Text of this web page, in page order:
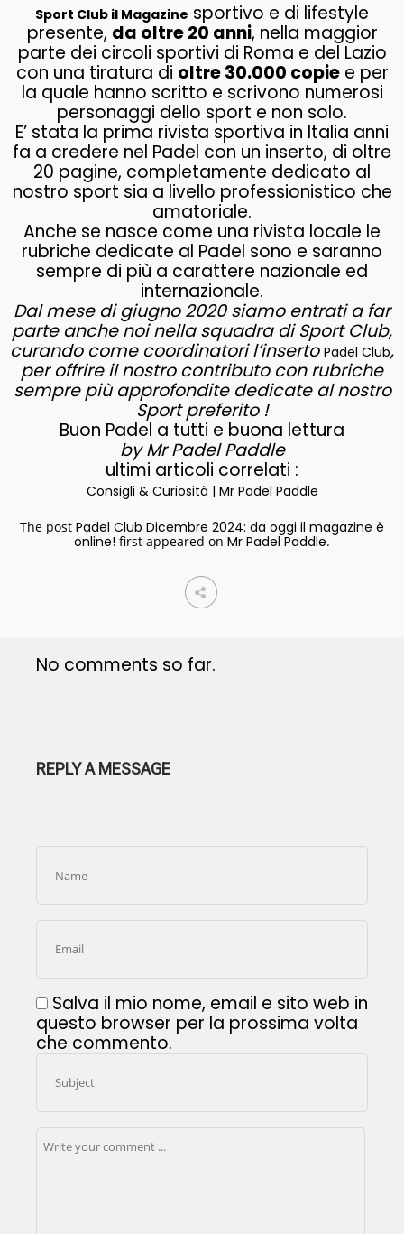
Sport Club il Magazine sportivo e di lifestyle
presente, da oltre 20 anni, nella maggior
parte dei circoli sportivi di Roma e del Lazio
con una tiratura di oltre 30.000 copiee per
la quale hanno scritto e scrivono numerosi
personaggi dello sport e non solo.
E’ stata la prima rivista sportiva in Italia anni
fa a credere nel Padel con un inserto, di oltre
20 pagine, completamente dedicato al
nostro sport sia a livello professionistico che
amatoriale.
Anche se nasce come una rivista locale le
rubriche dedicate al Padel sono e saranno
sempre di più a carattere nazionale ed
internazionale.
Dal mese di giugno 2020 siamo entrati a far
parte anche noi nella squadra di Sport Club,
curando come coordinatori l’inserto Padel Club,
per offrire il nostro contributo con rubriche
sempre più approfondite dedicate al nostro
Sport preferito !
Buon Padel a tutti e buona lettura
by Mr Padel Paddle
ultimi articoli correlati :
Consigli & Curiosità | Mr Padel Paddle
The post Padel Club Dicembre 2024: da oggi il magazine è
online! first appeared on Mr Padel Paddle.
No comments so far.
REPLY A MESSAGE
Salva il mio nome, email e sito web in
questo browser per la prossima volta
che commento.